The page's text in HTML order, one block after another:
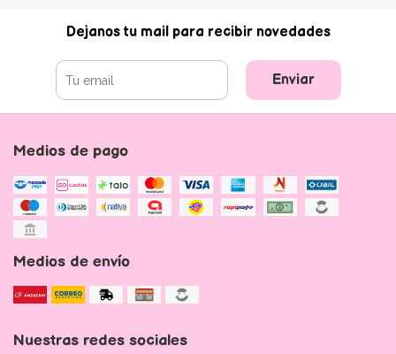
Dejanos tu mail para recibir novedades
Enviar
Medios de pago
Medios de envío
Nuestras redes sociales